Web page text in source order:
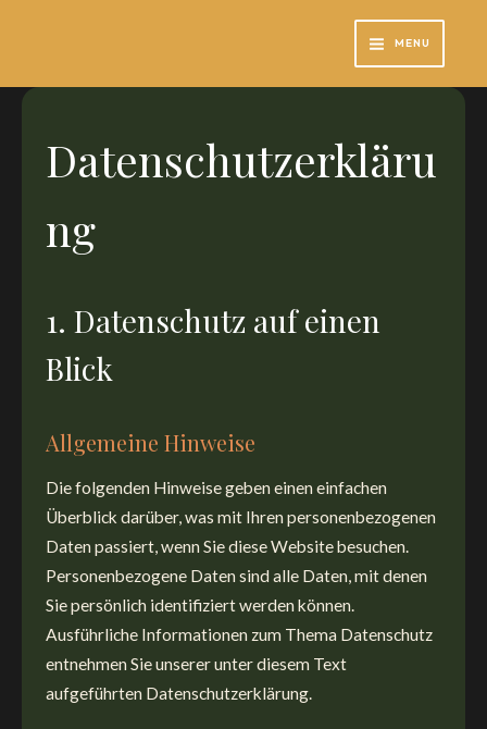
MENU
Datenschutzerkläru
ng
1. Datenschutz auf einen
Blick
Allgemeine Hinweise
Die folgenden Hinweise geben einen einfachen
Überblick darüber, was mit Ihren personenbezogenen
Daten passiert, wenn Sie diese Website besuchen.
Personenbezogene Daten sind alle Daten, mit denen
Sie persönlich identifiziert werden können.
Ausführliche Informationen zum Thema Datenschutz
entnehmen Sie unserer unter diesem Text
aufgeführten Datenschutzerklärung.